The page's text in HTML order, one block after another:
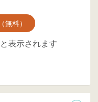
料）
表示されます